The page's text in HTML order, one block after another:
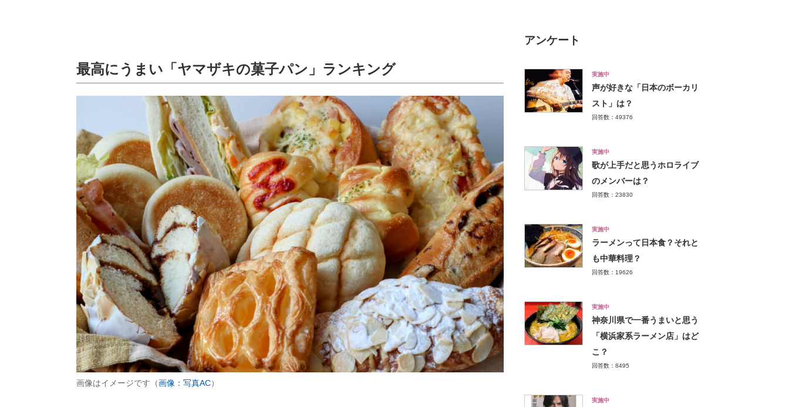
最高にうまい「ヤマザキの菓子パン」ランキング
画像はイメージです（画像：写真AC）
アンケート
実施中
声が好きな「日本のボーカリ
スト」は？
回答数：49376
実施中
歌が上手だと思うホロライブ
のメンバーは？
回答数：23830
実施中
ラーメンって日本食？それと
も中華料理？
回答数：19626
実施中
神奈川県で一番うまいと思う
「横浜家系ラーメン店」はど
こ？
回答数：8495
実施中